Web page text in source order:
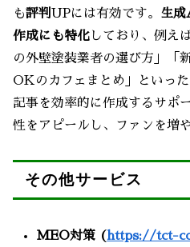
も評判 UPには有効です。 生成
作成にも特化 しており、例え
の外壁塗装業者の選び方」「
OKのカフェまとめ」といっ
記事を効率的に作成するサポ
性をアピールし、ファンを増
その他サービス
MEO対策 (https://tct-